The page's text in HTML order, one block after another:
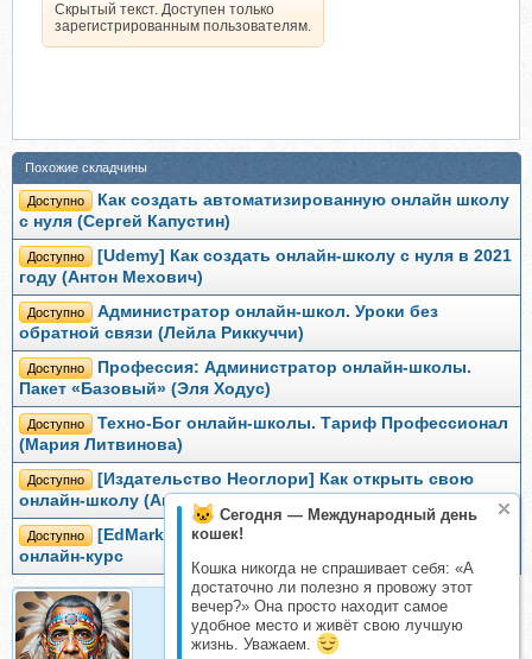
Сегодня — Международный день
кошек!
Кошка никогда не спрашивает себя: «А
достаточно ли полезно я провожу этот
вечер?» Она просто находит самое
удобное место и живёт свою лучшую
жизнь. Уважаем.
Скрытый текст. Доступен только
зарегистрированным пользователям.
Похожие складчины
Доступно
Как создать автоматизированную онлайн школу
с нуля (Сергей Капустин)
Доступно
[Udemy] Как создать онлайн-школу с нуля в 2021
году (Антон Мехович)
Доступно
Администратор онлайн-школ. Уроки без
обратной связи (Лейла Риккуччи)
Доступно
Профессия: Администратор онлайн-школы.
Пакет «Базовый» (Эля Ходус)
Доступно
Техно-Бог онлайн-школы. Тариф Профессионал
(Мария Литвинова)
Доступно
[Издательство Неоглори] Как открыть свою
онлайн-школу (Анастасия Карпова)
Доступно
[EdMarket] Как запустить свой первый
онлайн‑курс
БаракОбама